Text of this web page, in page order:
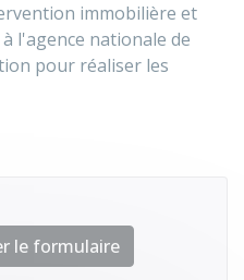
immobilière et
l'agence nationale de
pour réaliser les
le formulaire